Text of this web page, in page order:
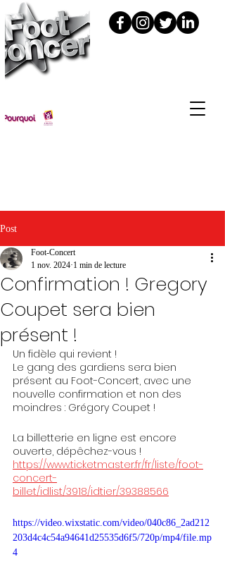
Post
Confirmation ! Gregory
Coupet sera bien
présent !
Foot-Concert
1 nov. 2024 1 min de lecture
Un fidèle qui revient !
Le gang des gardiens sera bien
présent au Foot-Concert, avec une
nouvelle confirmation et non des
moindres : Grégory Coupet !
La billetterie en ligne est encore
ouverte, dépêchez-vous !
https://www.ticketmaster.fr/fr/liste/foot-
concert-
billet/idlist/3918/idtier/39388566
https://video.wixstatic.com/video/040c86_2ad212
203d4c4c54a94641d25535d6f5/720p/mp4/file.mp
4